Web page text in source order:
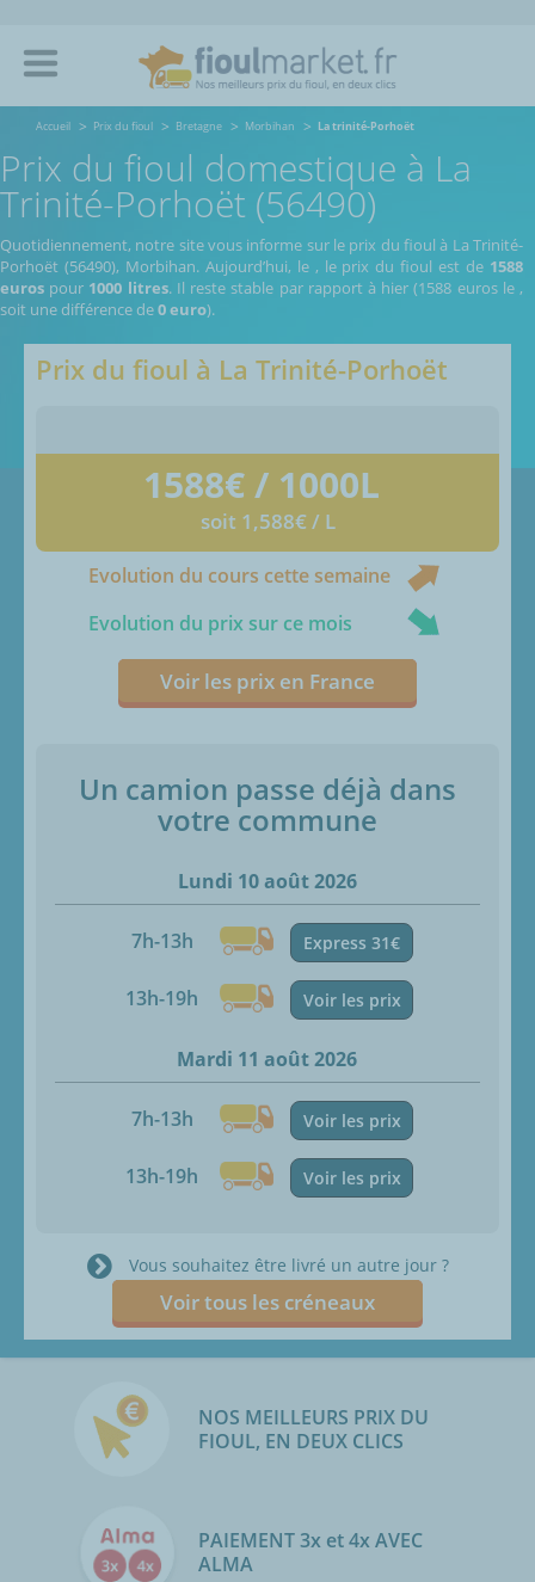
Accueil Prix du fioul Bretagne Morbihan La trinité-Porhoët
Prix du fioul domestique à La
Trinité-Porhoët (56490)
Quotidiennement, notre site vous informe sur le prix du fioul à La Trinité-
Porhoët (56490), Morbihan. Aujourd’hui, le , le prix du fioul est de 1588
euros pour 1000 litres. Il reste stable par rapport à hier (1588 euros le,
soit une différence de0 euro).
Prix du fioul à La Trinité-Porhoët
1588€ / 1000L
soit 1,588€ / L
Evolution du cours cette semaine
Evolution du prix sur ce mois
Voir les prix en France
Un camion passe déjà dans
votre commune
Lundi 10 août 2026
7h-13h Express 31€
13h-19h Voir les prix
Mardi 11 août 2026
7h-13h Voir les prix
13h-19h Voir les prix
Vous souhaitez être livré un autre jour ?
Voir tous les créneaux
NOS MEILLEURS PRIX DU
FIOUL, EN DEUX CLICS
PAIEMENT 3x et 4x AVEC
ALMA